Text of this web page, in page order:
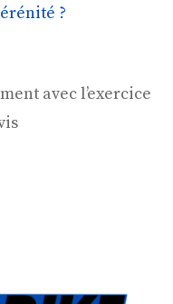
?
avec l’exercice